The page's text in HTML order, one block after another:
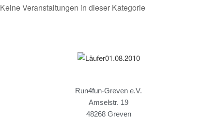
Keine Veranstaltungen in dieser Kategorie
Run4fun-Greven e.V.
Amselstr. 19
48268 Greven